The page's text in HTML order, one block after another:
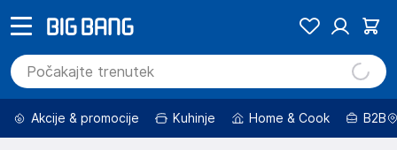
Akcije & promocije Kuhinje Home & Cook B2B